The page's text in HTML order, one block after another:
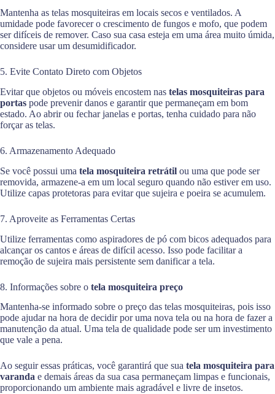
Mantenha as telas mosquiteiras em locais secos e ventilados. A
umidade pode favorecer o crescimento de fungos e mofo, que podem
ser difíceis de remover. Caso sua casa esteja em uma área muito úmida,
considere usar um desumidificador.
5. Evite Contato Direto com Objetos
Evitar que objetos ou móveis encostem nas telas mosquiteiras para
portas pode prevenir danos e garantir que permaneçam em bom
estado. Ao abrir ou fechar janelas e portas, tenha cuidado para não
forçar as telas.
6. Armazenamento Adequado
Se você possui uma tela mosquiteira retrátil ou uma que pode ser
removida, armazene-a em um local seguro quando não estiver em uso.
Utilize capas protetoras para evitar que sujeira e poeira se acumulem.
7. Aproveite as Ferramentas Certas
Utilize ferramentas como aspiradores de pó com bicos adequados para
alcançar os cantos e áreas de difícil acesso. Isso pode facilitar a
remoção de sujeira mais persistente sem danificar a tela.
8. Informações sobre o tela mosquiteira preço
Mantenha-se informado sobre o preço das telas mosquiteiras, pois isso
pode ajudar na hora de decidir por uma nova tela ou na hora de fazer a
manutenção da atual. Uma tela de qualidade pode ser um investimento
que vale a pena.
Ao seguir essas práticas, você garantirá que sua tela mosquiteira para
varanda e demais áreas da sua casa permaneçam limpas e funcionais,
proporcionando um ambiente mais agradável e livre de insetos.